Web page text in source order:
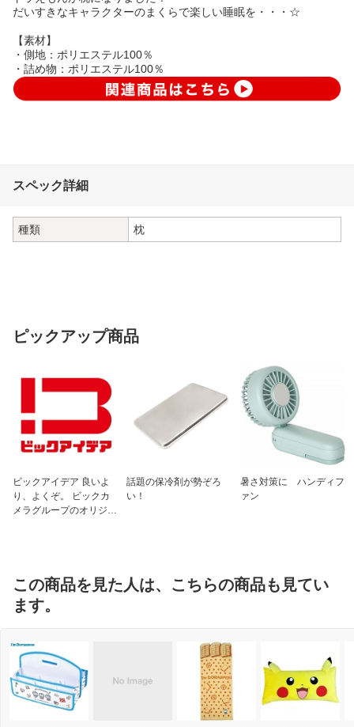
だいすきなキャラクターのまくらで楽しい睡眠を・・・☆
【素材】
・側地：ポリエステル100％
・詰め物：ポリエステル100％
スペック詳細
種類 枕
ピックアップ商品
ビックアイデア 良いよ
り、よくぞ。 ビックカ
メラグループのオリジナ
話題の保冷剤が勢ぞろ
い！
暑さ対策に ハンディフ
ァン
この商品を見た人は、こちらの商品も見てい
ます。